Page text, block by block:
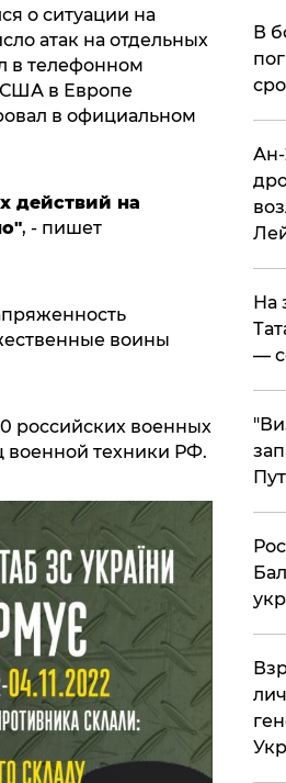
о ситуации на
атак на отдельных
в телефонном
в Европе
в официальном
действий на
, - пишет
воины
российских военных
военной техники РФ.
В
Ан-
На
—